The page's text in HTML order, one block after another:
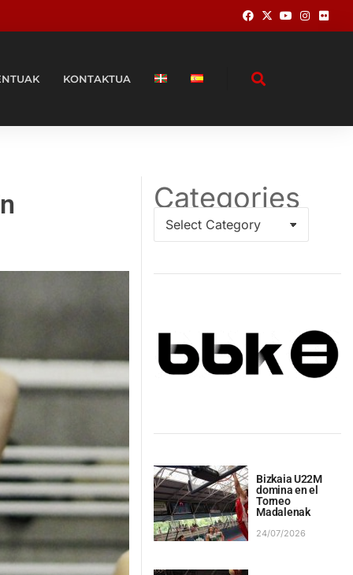
KONTAKTUA
Categories
Bizkaia U22M
domina en el
Torneo
Madalenak
24/07/2026